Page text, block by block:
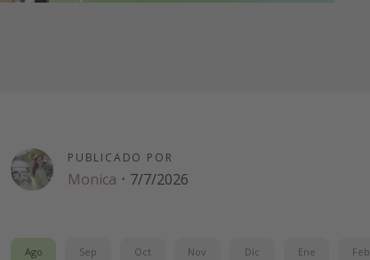
PUBLICADO POR
Monica · 7/7/2026
Ago Sep Oct Nov Dic Ene Feb